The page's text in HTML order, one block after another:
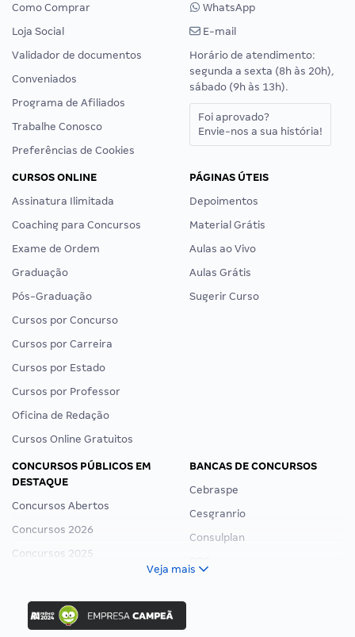
Como Comprar
Loja Social
Validador de documentos
Conveniados
Programa de Afiliados
Trabalhe Conosco
Preferências de Cookies
WhatsApp
E-mail
Horário de atendimento:
segunda a sexta (8h às 20h),
sábado (9h às 13h).
Foi aprovado?
Envie-nos a sua história!
CURSOS ONLINE
Assinatura Ilimitada
Coaching para Concursos
Exame de Ordem
Graduação
Pós-Graduação
Cursos por Concurso
Cursos por Carreira
Cursos por Estado
Cursos por Professor
Oficina de Redação
Cursos Online Gratuitos
PÁGINAS ÚTEIS
Depoimentos
Material Grátis
Aulas ao Vivo
Aulas Grátis
Sugerir Curso
CONCURSOS PÚBLICOS EM
DESTAQUE
Concursos Abertos
Concursos 2026
Concursos 2025
Concurso Ibama
Concurso MPU
BANCAS DE CONCURSOS
Cebraspe
Cesgranrio
Consulplan
Veja mais